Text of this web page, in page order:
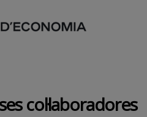
col·laboradores